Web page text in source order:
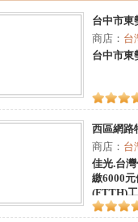
台中市東
商店： 台
台中市東
西區網路
商店： 台
佳光.台
繳6000
(FTTH)
東區、北